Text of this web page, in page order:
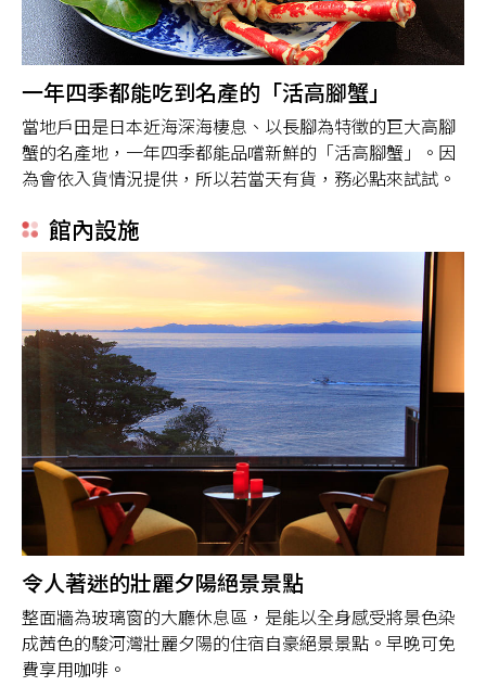
一年四季都能吃到名產的「活高腳蟹」
當地戶田是日本近海深海棲息、以長腳為特徵的巨大高腳
蟹的名產地，一年四季都能品嚐新鮮的「活高腳蟹」。因
為會依入貨情況提供，所以若當天有貨，務必點來試試。
館內設施
令人著迷的壯麗夕陽絕景景點
整面牆為玻璃窗的大廳休息區，是能以全身感受將景色染
成茜色的駿河灣壯麗夕陽的住宿自豪絕景景點。早晚可免
費享用咖啡。